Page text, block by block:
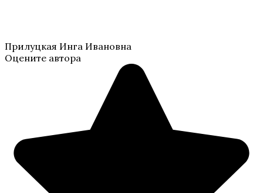
Прилуцкая Инга Ивановна
Оцените автора